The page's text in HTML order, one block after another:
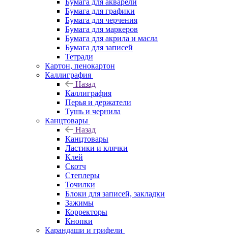
Бумага для акварели
Бумага для графики
Бумага для черчения
Бумага для маркеров
Бумага для акрила и масла
Бумага для записей
Тетради
Картон, пенокартон
Каллиграфия
Назад
Каллиграфия
Перья и держатели
Тушь и чернила
Канцтовары
Назад
Канцтовары
Ластики и клячки
Клей
Скотч
Степлеры
Точилки
Блоки для записей, закладки
Зажимы
Корректоры
Кнопки
Карандаши и грифели